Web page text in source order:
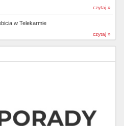
czytaj »
w Telekarmie
czytaj »